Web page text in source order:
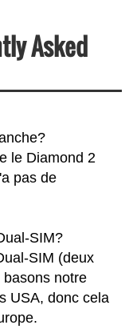
Asked
le Diamond 2
pas de
SIM?
SIM (deux
basons notre
USA, donc cela